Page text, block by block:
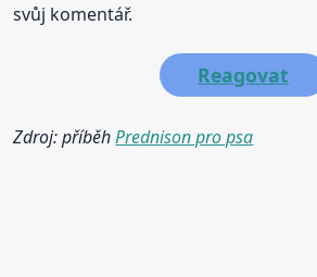
svůj komentář.
Reagovat
Zdroj: příběhPrednison pro psa